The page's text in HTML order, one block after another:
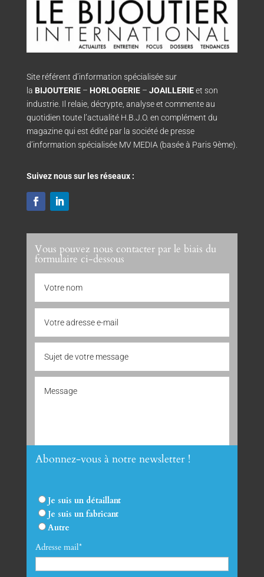
Site référent d’information spécialisée sur
la BIJOUTERIE– HORLOGERIE– JOAILLERIEet son
industrie. Il relaie, décrypte, analyse et commente au
quotidien toute l’actualité H.B.J.O. en complément du
magazine qui est édité par la société de presse
d’information spécialisée MV MEDIA (basée à Paris 9ème).
Suivez nous sur les réseaux :
Vous pouvez nous contacter par le biais du
formulaire ci-dessous
Abonnez-vous à notre newsletter !
Je suis un détaillant
Je suis un fabricant
Autre
Adresse mail*